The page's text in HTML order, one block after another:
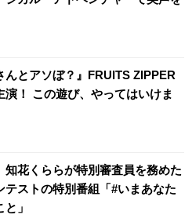
んとアソぼ？』FRUITS ZIPPER
演！ この遊び、やってはいけま
知花くららが特別審査員を務めた
テストの特別番組「#いまあなた
」